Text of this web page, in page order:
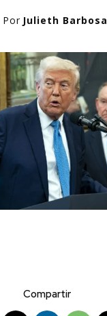
Por Julieth Barbosa
Compartir